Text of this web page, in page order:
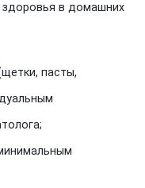
в домашних
пасты,